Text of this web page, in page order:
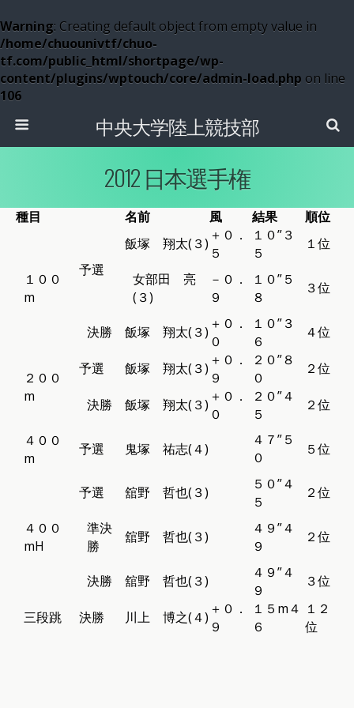
Warning: Creating default object from empty value in
/home/chuounivtf/chuo-
tf.com/public_html/shortpage/wp-
content/plugins/wptouch/core/admin-load.php on line
106
中央大学陸上競技部
2012 日本選手権
種目 名前 風 結果 順位
１００
m
予選
飯塚 翔太(３) ＋０．
５
１０”３
５
１位
女部田 亮
(３)
－０．
９
１０”５
８
３位
決勝 飯塚 翔太(３) ＋０．
０
１０”３
６
４位
２００
m
予選 飯塚 翔太(３) ＋０．
９
２０”８
０
２位
決勝 飯塚 翔太(３) ＋０．
０
２０”４
５
２位
４００
m
予選 鬼塚 祐志(４)
４７”５
０
５位
４００
mH
予選 舘野 哲也(３)
５０”４
５
２位
準決
勝
舘野 哲也(３)
４９”４
９
２位
決勝 舘野 哲也(３)
４９”４
９
３位
三段跳 決勝 川上 博之(４) ＋０．
９
１５m４
６
１２
位